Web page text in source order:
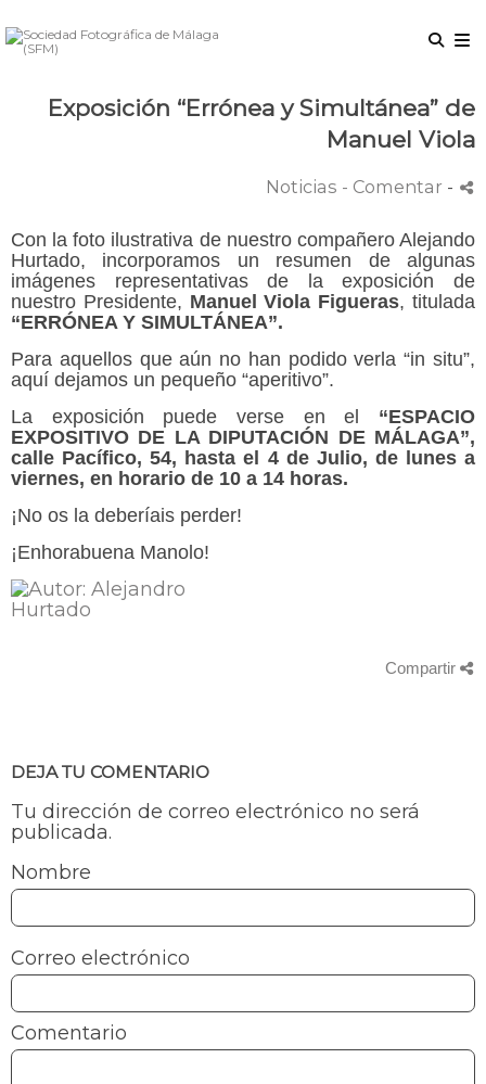
Exposición “Errónea y Simultánea” de
Manuel Viola
Noticias - Comentar -
Con la foto ilustrativa de nuestro compañero Alejando
Hurtado, incorporamos un resumen de algunas
imágenes representativas de la exposición de
nuestro Presidente, Manuel Viola Figueras, titulada
“ERRÓNEA Y SIMULTÁNEA”.
Para aquellos que aún no han podido verla “in situ”,
aquí dejamos un pequeño “aperitivo”.
La exposición puede verse en el “ESPACIO
EXPOSITIVO DE LA DIPUTACIÓN DE MÁLAGA”,
calle Pacífico, 54, hasta el 4 de Julio, de lunes a
viernes, en horario de 10 a 14 horas.
¡No os la deberíais perder!
¡Enhorabuena Manolo!
Compartir
DEJA TU COMENTARIO
Tu dirección de correo electrónico no será
publicada.
Nombre
Correo electrónico
Comentario